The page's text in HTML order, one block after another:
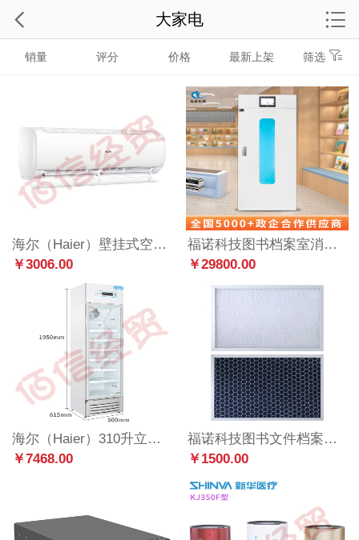
销量 评分 价格 最新上架 筛选
海尔（Haier）壁挂式空调大1.5匹挂机变频 三级能效 卧室冷暖 自清洁KFR-35GW/02KBB83U1
￥3006.00
福诺科技图书档案室消毒文件柜办公档案玩具图书书籍绘本紫外线臭氧消毒柜 FLD-950
￥29800.00
海尔（Haier）310升立式单温风冷展示冰柜立式2-8℃药品冷藏箱 医药数据存储单门保鲜冷柜HYC-310S(USB)
￥7468.00
福诺科技图书文件档案空气净化机臭氧消毒机空气消毒机滤网 空气消毒机滤网（1套） 1.2mm
￥1500.00
大家电